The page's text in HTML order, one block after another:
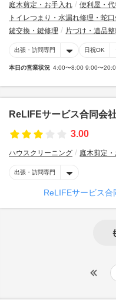
庭木剪定・お手入れ
便利屋・
トイレつまり・水漏れ修理・蛇口
鍵交換・鍵修理
片づけ・遺品整
出張・訪問専門 日祝OK
本日の営業状況 4:00〜8:00 9:00〜
ReLIFEサービス合同会
3.00
ハウスクリーニング 庭木剪定
出張・訪問専門
ReLIFEサービス合